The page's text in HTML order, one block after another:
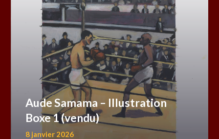
Aude Samama – Illustration
Boxe 1 (vendu)
8 janvier 2026